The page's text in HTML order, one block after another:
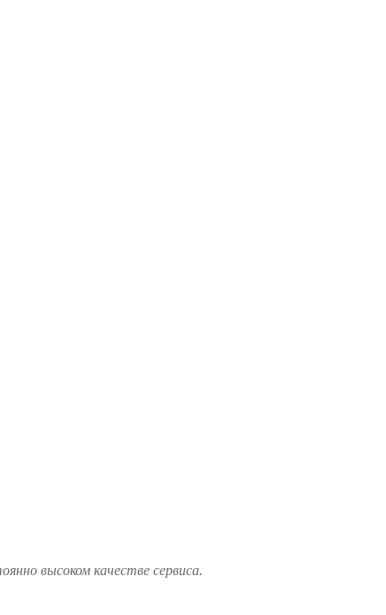
высоком качестве сервиса.